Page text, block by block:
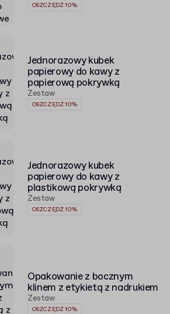
OSZCZĘDŹ 10%
Jednorazowy kubek
papierowy do kawy z
papierową pokrywką
Zestaw
OSZCZĘDŹ 10%
Jednorazowy kubek
papierowy do kawy z
plastikową pokrywką
Zestaw
OSZCZĘDŹ 10%
Opakowanie z bocznym
klinem z etykietą z nadrukiem
Zestaw
OSZCZĘDŹ 10%